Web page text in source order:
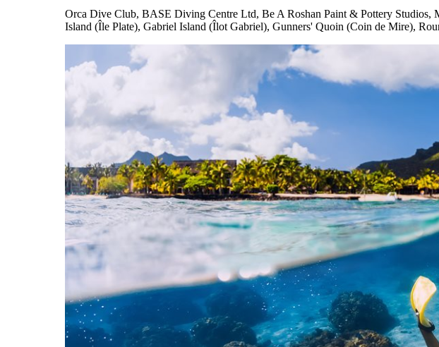
Orca Dive Club, BASE Diving Centre Ltd, Be A Roshan Paint & Pottery Studios,
Island (Île Plate), Gabriel Island (Îlot Gabriel), Gunners' Quoin (Coin de Mire),